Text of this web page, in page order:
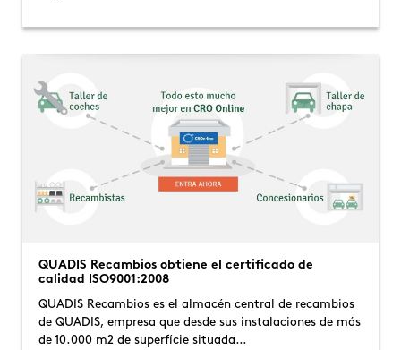
QUADIS Recambios obtiene el certificado de
calidad ISO9001:2008
QUADIS Recambios es el almacén central de recambios
de QUADIS, empresa que desde sus instalaciones de más
de 10.000 m2 de superfície situada…